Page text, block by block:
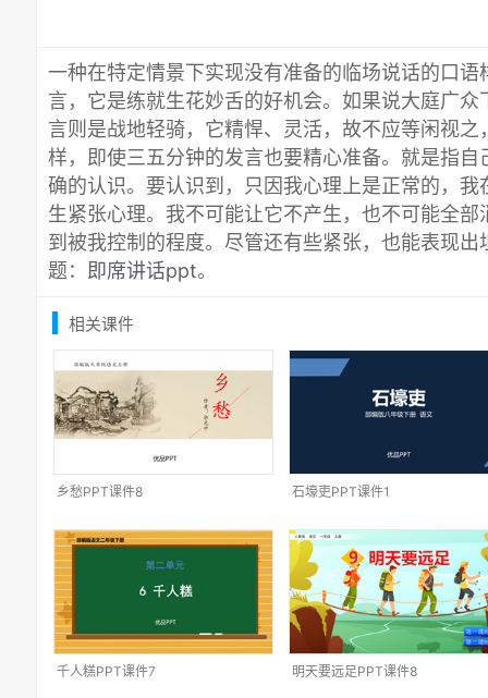
一种在特定情景下实现没有准备的临场说话的口
言，它是练就生花妙舌的好机会。如果说大庭广
言则是战地轻骑，它精悍、灵活，故不应等闲视
样，即使三五分钟的发言也要精心准备。就是指
确的认识。要认识到，只因我心理上是正常的，
生紧张心理。我不可能让它不产生，也不可能全
到被我控制的程度。尽管还有些紧张，也能表现
题：
即席讲话ppt。
相关课件
乡愁PPT课件8 石壕吏PPT课件1
千人糕PPT课件7 明天要远足PPT课件8